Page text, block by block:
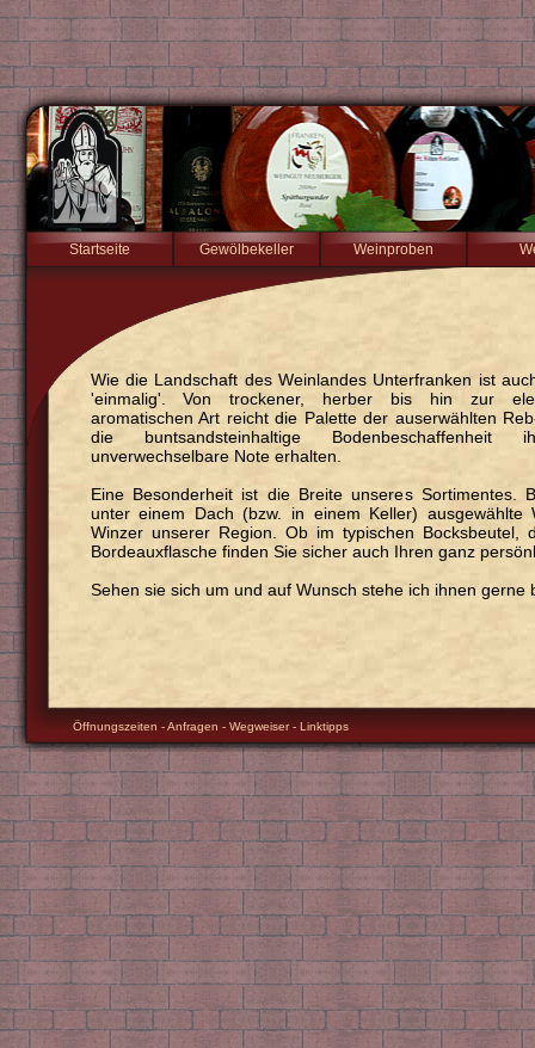
Startseite Gewölbekeller Weinproben
Wie die Landschaft des Weinlandes Unterfranken ist
'einmalig'. Von trockener, herber bis hin zur
aromatischen Art reicht die Palette der auserwählten
die buntsandsteinhaltige Bodenbeschaffenheit
unverwechselbare Note erhalten.
Eine Besonderheit ist die Breite unseres Sortimentes.
unter einem Dach (bzw. in einem Keller) ausgewählte
Winzer unserer Region. Ob im typischen Bocksbeutel,
Bordeauxflasche finden Sie sicher auch Ihren ganz
Sehen sie sich um und auf Wunsch stehe ich ihnen gerne
Öffnungszeiten -Anfragen - Wegweiser- Linktipps